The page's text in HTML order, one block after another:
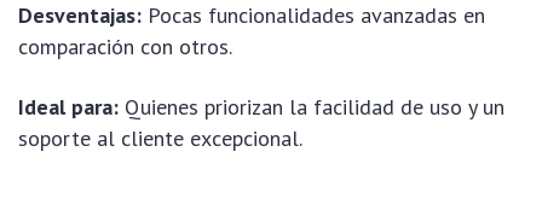
Desventajas: Pocas funcionalidades avanzadas en
comparación con otros.
Ideal para: Quienes priorizan la facilidad de uso y un
soporte al cliente excepcional.